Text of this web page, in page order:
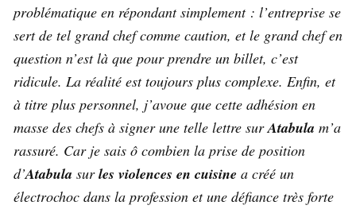
problématique en répondant simplement : l’entreprise se
sert de tel grand chef comme caution, et le grand chef en
question n’est là que pour prendre un billet, c’est
ridicule. La réalité est toujours plus complexe. Enfin, et
à titre plus personnel, j’avoue que cette adhésion en
masse des chefs à signer une telle lettre surAtabula m’a
rassuré. Car je sais ô combien la prise de position
d’Atabula surles violences en cuisine a créé un
électrochoc dans la profession et une défiance très forte